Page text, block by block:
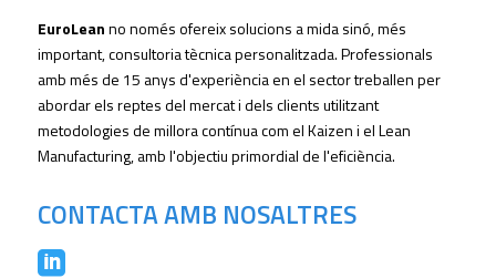
EuroLeanno només ofereix solucions a mida sinó, més
important, consultoria tècnica personalitzada. Professionals
amb més de 15 anys d'experiència en el sector treballen per
abordar els reptes del mercat i dels clients utilitzant
metodologies de millora contínua com el Kaizen i el Lean
Manufacturing, amb l'objectiu primordial de l'eficiència.
CONTACTA AMB NOSALTRES
